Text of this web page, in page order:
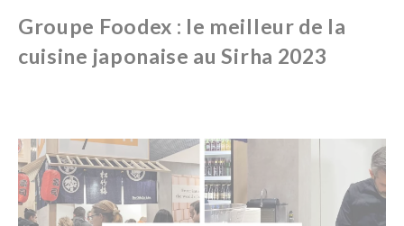
Groupe Foodex : le meilleur de la
cuisine japonaise au Sirha 2023